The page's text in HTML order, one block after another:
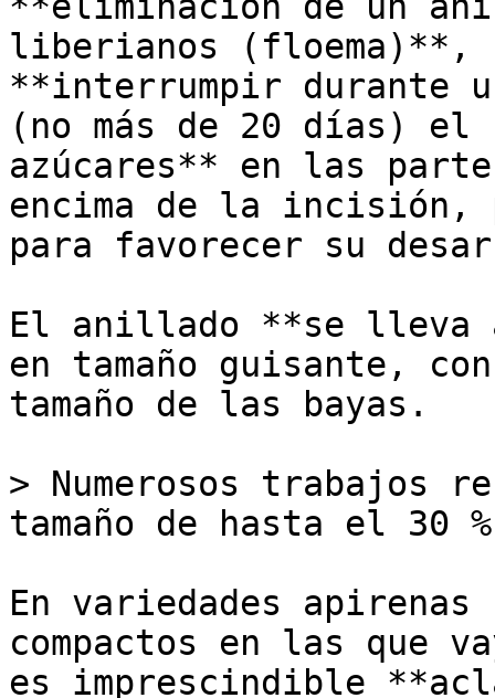
liberianos (floema)**,
**interrumpir durante
(no más de 20 días)
azúcares** en las
encima de la incisión,
para favorecer su
El anillado **se lleva
en tamaño guisante,
tamaño de las bayas.
> Numerosos trabajos
tamaño de hasta el 30 %
En variedades apirenas
compactos en las que
es imprescindible